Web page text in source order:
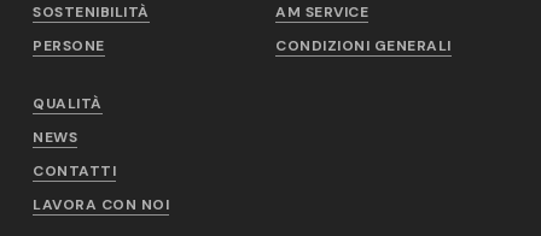
SOSTENIBILITÀ
PERSONE
AM SERVICE
CONDIZIONI GENERALI
QUALITÀ
NEWS
CONTATTI
LAVORA CON NOI